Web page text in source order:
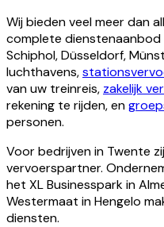
Wij bieden veel meer dan
complete dienstenaanbod
Schiphol, Düsseldorf,
luchthavens,
van uw treinreis, zakelijk
rekening te rijden, en
personen.
Voor bedrijven in Twente
vervoerspartner.
het XL Businesspark in
Westermaat in Hengelo
diensten.